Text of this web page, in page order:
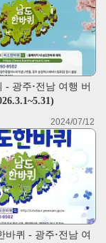
- 광주·전남 여행 버
2024/07/12
바퀴 - 광주·전남 여